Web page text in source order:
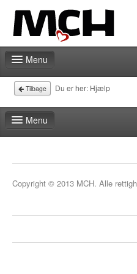
Menu
Forside
Messeberegner
Kontakt
Tilbage Du er her: Hjælp
Menu
Copyright © 2013 MCH. Alle